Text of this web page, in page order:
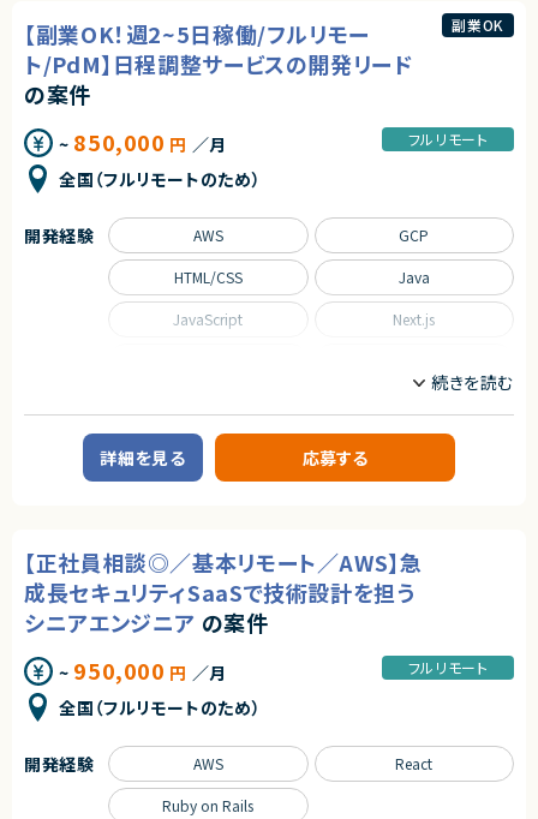
【尚可スキル】
・事業部門と直接コミュニケーションを取り、要件を形にした経験（BPR経験
者歓迎）
・GeminiやChatGPT等、生成AI APIを活用した開発経験
契約形態
業務委託(準委任契約)
株式会社LASSIC
エージェントから
★ 事業部と直結したDX推進ポジションのため、現場に近い立ち位置で要件
定義〜実装・改善まで一気通貫でリードできます
社内に実装担当（プロパーエンジニア）が在籍しているため、実装作業は行
わず、
技術的知見を活かした企画・提案・検討・資料作成がメイン業務となります。
【業務内容】
・RFPの整理・分析、提案書の作成
・クラウド型コンタクトセンター（Amazon Connect／Genesys Cloud 等）
を活用した業務改善・新機能・外部アプリ連携の企画提案
・構築前の事前動作確認（PoC）の計画・実施
・案件受注後のプロジェクトマネジメント、プロジェクト推進
求めるスキル
【必須スキル】
・コンタクトセンター領域における業務改善・コンサルティング経験
・プロジェクトマネジメント、またはプロジェクト推進の実務経験
・Amazon Connect／Genesys Cloud／NICE CXone いずれかに関する
・コンタクトセンター領域での生成AI活用経験（チャットボット、音声認識、要
契約元
株式会社LASSIC
★ Amazon Connect／Genesys Cloudなど最新クラウド型コンタクトセン
ターの提案をリードできます
★ RFP分析〜提案書作成まで、コンサルタントとしての付加価値を発揮でき
★ 社内に実装担当が在籍しており、提案・PMに集中できる環境です
【副業OK！週2~5日稼働/フルリモー
ト/PdM】日程調整サービスの開発リード
の案件
~ 850,000 円 ／月
全国（フルリモートのため）
フルリモート
副業OK
CTO/VPoE/テックリード
プロジェクトマネージャー
プロジェクトリーダー
インフラエンジニア/SRE
フロントエンドエンジニア
サーバーサイドエンジニア
◆業務内容
日程調整を支援するSaaSプロダクトにおいて、企画・設計から改善まで、プ
ロダクト開発を主導していただくポジションです。
・開発テーマの優先順位付けおよび進行マネジメント
・技術的視点を活かした営業・カスタマーサポート支援
・障害対応や運用面の改善を含むプロダクト品質の担保
・上記に付随する、経営・顧客・開発をつなぐ横断的な役割
開発経験 AWS GCP
HTML/CSS Java
JavaScript Next.js
Spring Spring Boot
TypeScript
詳細を見る 応募する
【正社員相談◎／基本リモート／AWS】急
成長セキュリティSaaSで技術設計を担う
シニアエンジニア の案件
~ 950,000 円 ／月
全国（フルリモートのため）
フルリモート
開発経験 AWS React
Ruby on Rails